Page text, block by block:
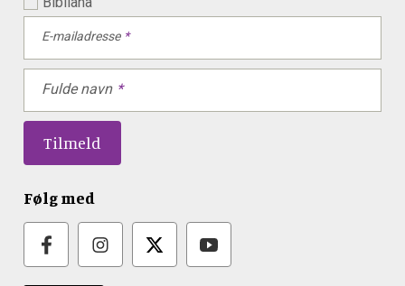
E-mailadresse
Fulde navn
Følg med